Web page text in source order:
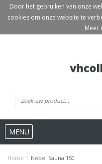
MENU
Home / Nobel Sauna 150
Door het gebruiken van onze
cookies om onze website te
Meer